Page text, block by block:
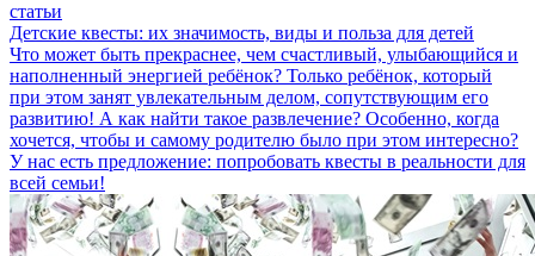
статьи
Детские квесты: их значимость, виды и польза для детей
Что может быть прекраснее, чем счастливый, улыбающийся и
наполненный энергией ребёнок? Только ребёнок, который
при этом занят увлекательным делом, сопутствующим его
развитию! А как найти такое развлечение? Особенно, когда
хочется, чтобы и самому родителю было при этом интересно?
У нас есть предложение: попробовать квесты в реальности для
всей семьи!